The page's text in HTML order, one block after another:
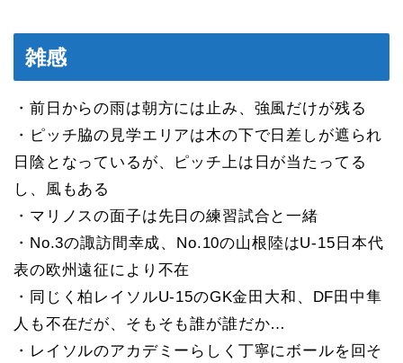
雑感
・前日からの雨は朝方には止み、強風だけが残る
・ピッチ脇の見学エリアは木の下で日差しが遮られ
日陰となっているが、ピッチ上は日が当たってる
し、風もある
・マリノスの面子は先日の練習試合と一緒
・No.3の諏訪間幸成、No.10の山根陸はU-15日本代
表の欧州遠征により不在
・同じく柏レイソルU-15のGK金田大和、DF田中隼
人も不在だが、そもそも誰が誰だか…
・レイソルのアカデミーらしく丁寧にボールを回そ